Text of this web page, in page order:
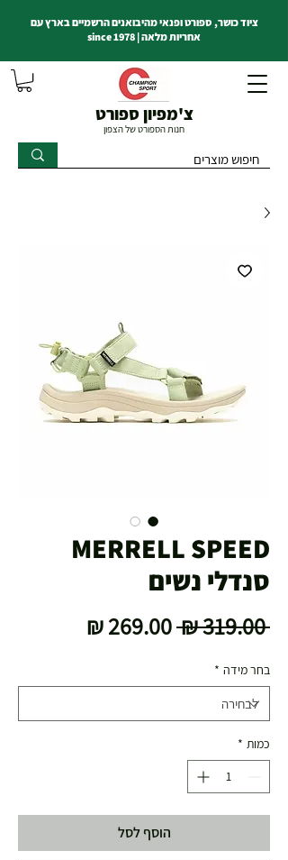
צ'מפיון ספורט
חנות הספורט של הצפון
ציוד כושר, ספורט ופנאי מהיבואנים הרשמיים בארץ עם
אחריות מלאה | since 1978
MERRELL SPEED
סנדלי נשים
‏319.00 ‏₪
מחיר
בחר מידה *
כמות *
הוסף לסל